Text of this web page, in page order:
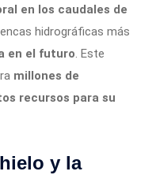
en los caudales de
hidrográficas más
en el futuro. Este
millones de
recursos para su
y la